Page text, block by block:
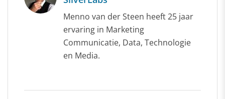
Menno van der Steen heeft 25 jaar
ervaring in Marketing
Communicatie, Data, Technologie
en Media.